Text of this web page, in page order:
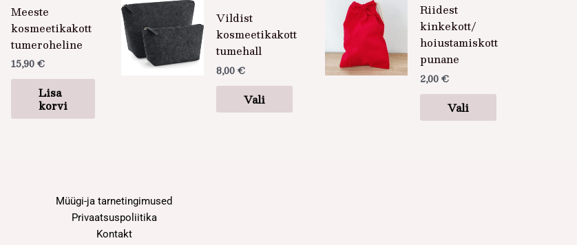
Meeste
kosmeetikakott
tumeroheline
15,90€
Lisa
korvi
Vildist
kosmeetikakott
tumehall
8,00€
Vali
on
varianti.
Valikuid
teha
Riidest
kinkekott/
hoiustamiskott
punane
2,00€
Vali
mitu
saab
teha
Müügi-ja tarnetingimused
Privaatsuspoliitika
Kontakt